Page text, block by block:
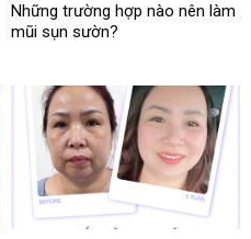
Những trường hợp nào nên làm
mũi sụn sườn?